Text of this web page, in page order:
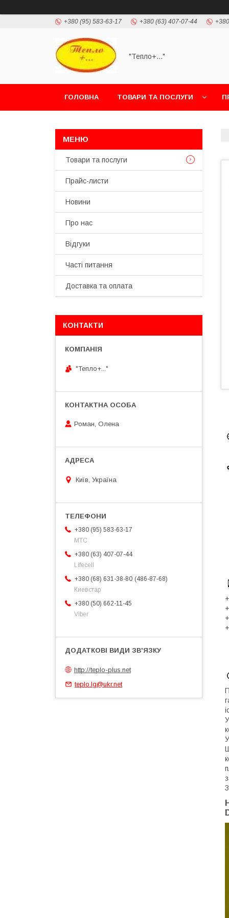
+380 (95) 583-63-17 +380 (63) 407-07-44
"Тепло+..."
ГОЛОВНА ТОВАРИ ТА ПОСЛУГИ
Товари та послуги
Прайс-листи
Новини
Про нас
Відгуки
Часті питання
Доставка та оплата
КОНТАКТИ
"Тепло+..."
Роман, Олена
Київ, Україна
+380 (95) 583-63-17
МТС
+380 (63) 407-07-44
Lifecell
+380 (68) 631-38-80 486-87-68
Киевстар
+380 (50) 662-11-45
Viber
http://teplo-plus.net
teplo.lg@ukr.net